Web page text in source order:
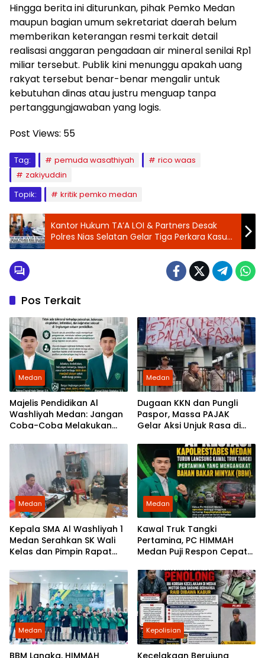
Hingga berita ini diturunkan, pihak Pemko Medan
maupun bagian umum sekretariat daerah belum
memberikan keterangan resmi terkait detail
realisasi anggaran pengadaan air mineral senilai Rp1
miliar tersebut. Publik kini menunggu apakah uang
rakyat tersebut benar-benar mengalir untuk
kebutuhan dinas atau justru menguap tanpa
pertanggungjawaban yang logis.
Post Views: 55
Tag: pemuda wasathiyah
rico waas
zakiyuddin
Topik:
kritik pemko medan
Kantor Hukum TA’A LOI & Partners Desak
Polres Nias Selatan Gelar Tiga Perkara Kasus
Dugaan Penipuan
Pos Terkait
Medan
Majelis Pendidikan Al
Washliyah Medan: Jangan
Coba-Coba Melakukan
Medan
Dugaan KKN dan Pungli
Paspor, Massa PAJAK
Gelar Aksi Unjuk Rasa di
Medan
Medan
Kepala SMA Al Washliyah 1
Medan Serahkan SK Wali
Kelas dan Pimpin Rapat
Kemerdekaan RI
Medan
Kawal Truk Tangki
Pertamina, PC HIMMAH
Medan Puji Respon Cepat
Amankan Pasokan BBM
Medan Kepolisian